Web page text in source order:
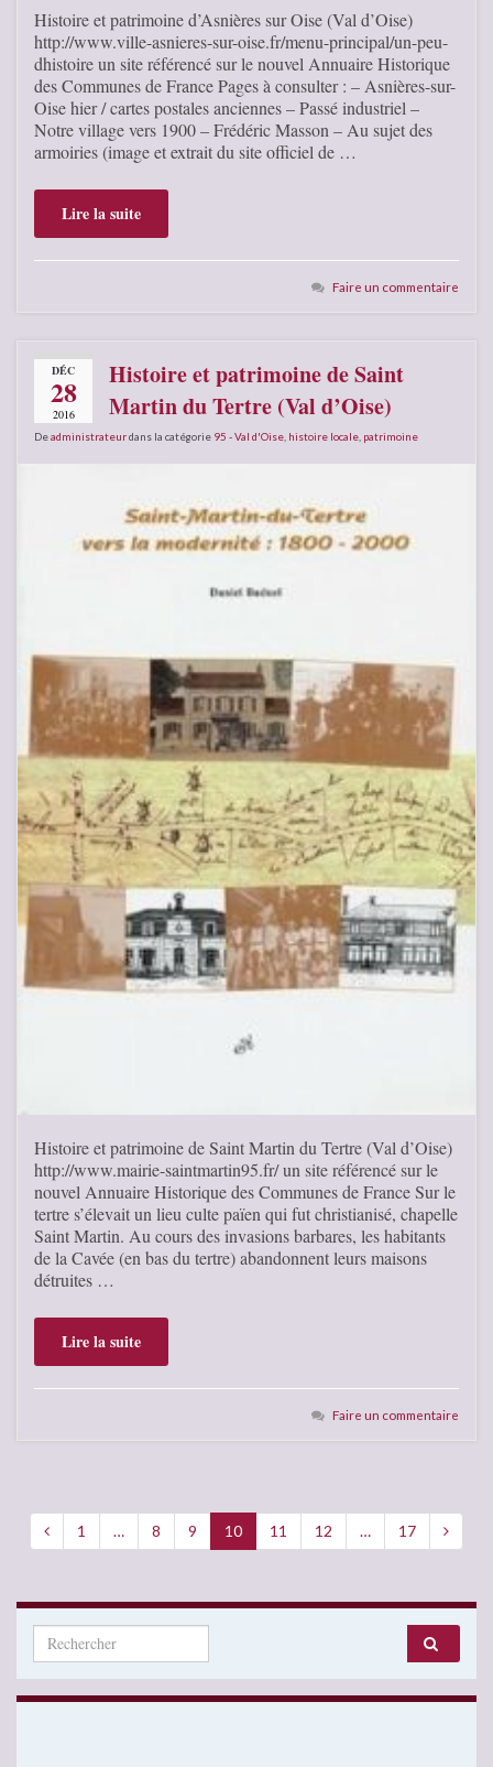
Histoire et patrimoine d’Asnières sur Oise (Val d’Oise)
http://www.ville-asnieres-sur-oise.fr/menu-principal/un-peu-
dhistoire un site référencé sur le nouvel Annuaire Historique
des Communes de France Pages à consulter : – Asnières-sur-
Oise hier / cartes postales anciennes – Passé industriel –
Notre village vers 1900 – Frédéric Masson – Au sujet des
armoiries (image et extrait du site officiel de …
Lire la suite
Faire un commentaire
DÉC
28
2016
Histoire et patrimoine de Saint
Martin du Tertre (Val d’Oise)
Deadministrateurdans la catégorie 95 - Val d'Oise histoire locale patrimoine
Histoire et patrimoine de Saint Martin du Tertre (Val d’Oise)
http://www.mairie-saintmartin95.fr/ un site référencé sur le
nouvel Annuaire Historique des Communes de France Sur le
tertre s’élevait un lieu culte païen qui fut christianisé, chapelle
Saint Martin. Au cours des invasions barbares, les habitants
de la Cavée (en bas du tertre) abandonnent leurs maisons
détruites …
Lire la suite
Faire un commentaire
1 … 8 9 10 11 12 … 17
Search for: